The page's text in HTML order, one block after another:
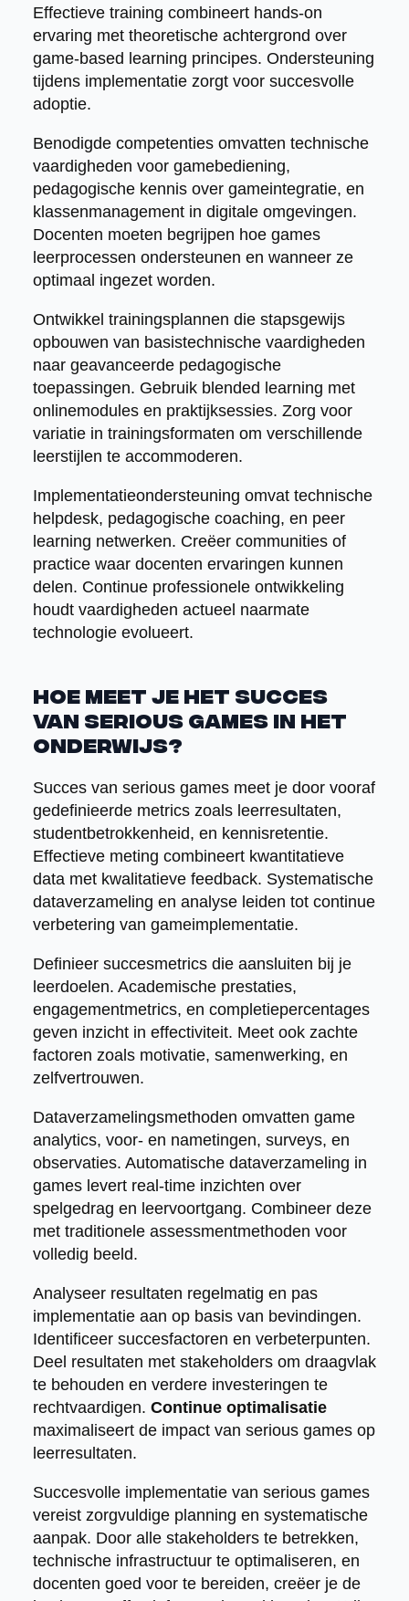
Effectieve training combineert hands-on
ervaring met theoretische achtergrond over
game-based learning principes. Ondersteuning
tijdens implementatie zorgt voor succesvolle
adoptie.
Benodigde competenties omvatten technische
vaardigheden voor gamebediening,
pedagogische kennis over gameintegratie, en
klassenmanagement in digitale omgevingen.
Docenten moeten begrijpen hoe games
leerprocessen ondersteunen en wanneer ze
optimaal ingezet worden.
Ontwikkel trainingsplannen die stapsgewijs
opbouwen van basistechnische vaardigheden
naar geavanceerde pedagogische
toepassingen. Gebruik blended learning met
onlinemodules en praktijksessies. Zorg voor
variatie in trainingsformaten om verschillende
leerstijlen te accommoderen.
Implementatieondersteuning omvat technische
helpdesk, pedagogische coaching, en peer
learning netwerken. Creëer communities of
practice waar docenten ervaringen kunnen
delen. Continue professionele ontwikkeling
houdt vaardigheden actueel naarmate
technologie evolueert.
Hoe meet je het succes
van serious games in het
onderwijs?
Succes van serious games meet je door vooraf
gedefinieerde metrics zoals leerresultaten,
studentbetrokkenheid, en kennisretentie.
Effectieve meting combineert kwantitatieve
data met kwalitatieve feedback. Systematische
dataverzameling en analyse leiden tot continue
verbetering van gameimplementatie.
Definieer succesmetrics die aansluiten bij je
leerdoelen. Academische prestaties,
engagementmetrics, en completiepercentages
geven inzicht in effectiviteit. Meet ook zachte
factoren zoals motivatie, samenwerking, en
zelfvertrouwen.
Dataverzamelingsmethoden omvatten game
analytics, voor- en nametingen, surveys, en
observaties. Automatische dataverzameling in
games levert real-time inzichten over
spelgedrag en leervoortgang. Combineer deze
met traditionele assessmentmethoden voor
volledig beeld.
Analyseer resultaten regelmatig en pas
implementatie aan op basis van bevindingen.
Identificeer succesfactoren en verbeterpunten.
Deel resultaten met stakeholders om draagvlak
te behouden en verdere investeringen te
rechtvaardigen. Continue optimalisatie
maximaliseert de impact van serious games op
leerresultaten.
Succesvolle implementatie van serious games
vereist zorgvuldige planning en systematische
aanpak. Door alle stakeholders te betrekken,
technische infrastructuur te optimaliseren, en
docenten goed voor te bereiden, creëer je de